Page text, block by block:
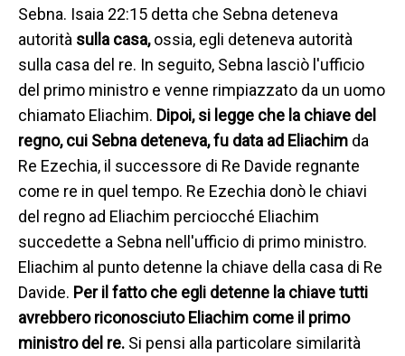
Sebna. Isaia 22:15 detta che Sebna deteneva
autorità sulla casa,ossia, egli deteneva autorità
sulla casa del re. In seguito, Sebna lasciò l'ufficio
del primo ministro e venne rimpiazzato da un uomo
chiamato Eliachim. Dipoi, si legge che la chiave del
regno, cui Sebna deteneva, fu data ad Eliachim da
Re Ezechia, il successore di Re Davide regnante
come re in quel tempo. Re Ezechia donò le chiavi
del regno ad Eliachim perciocché Eliachim
succedette a Sebna nell'ufficio di primo ministro.
Eliachim al punto detenne la chiave della casa di Re
Davide. Per il fatto che egli detenne la chiave tutti
avrebbero riconosciuto Eliachim come il primo
ministro del re. Si pensi alla particolare similarità